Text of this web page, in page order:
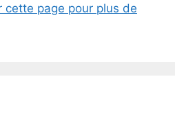
cette page pour plus de